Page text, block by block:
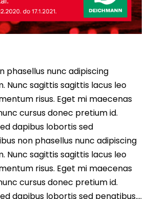
phasellus nunc adipiscing
Nunc sagittis sagittis lacus leo
risus. Eget mi maecenas
cursus donec pretium id.
dapibus lobortis sed
non phasellus nunc adipiscing
Nunc sagittis sagittis lacus leo
risus. Eget mi maecenas
cursus donec pretium id.
dapibus lobortis sed penatibus….